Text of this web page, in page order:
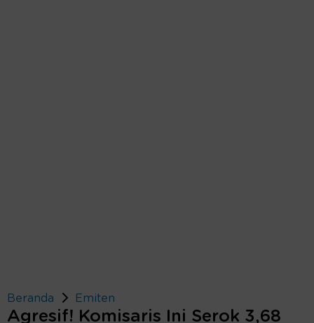
Beranda Emiten
Agresif! Komisaris Ini Serok 3,68